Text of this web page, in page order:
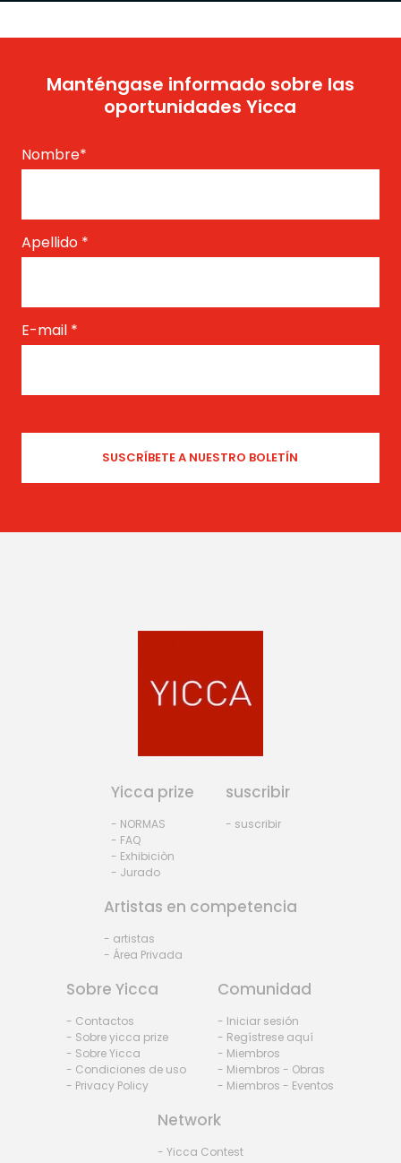
Manténgase informado sobre las
oportunidades Yicca
Nombre*
Apellido *
E-mail *
Yicca prize
- NORMAS
- FAQ
- Exhibiciòn
- Jurado
suscribir
- suscribir
Artistas en competencia
- artistas
- Área Privada
Sobre Yicca
- Contactos
- Sobre yicca prize
- Sobre Yicca
- Condiciones de uso
- Privacy Policy
Comunidad
- Iniciar sesión
- Regístrese aquí
- Miembros
- Miembros - Obras
- Miembros - Eventos
Network
- Yicca Contest